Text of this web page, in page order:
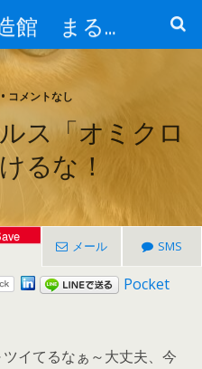
美と健康の創造館 まるとみ薬品 ぐんまの薬屋 芳さんのブログ
コメントなし
ス「オミクロ
るな！
メール SMS
Pocket
イてるなぁ～大丈夫、今